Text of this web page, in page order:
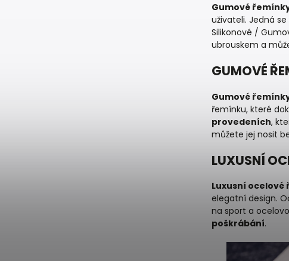
Gumové
uživateli. Jedná
Silikonové /
ubrouskem a
GUMOVÉ
Gumové
řemínku, které
provedeních,
můžete jej nosit
LUXUSNÍ
Luxusní ocelové
elegatní design.
na sport a
poškrábání.